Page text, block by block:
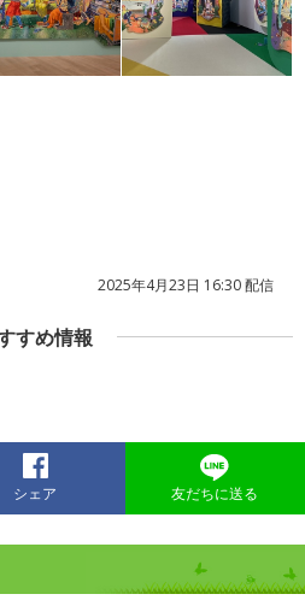
2025年4月23日 16:30 配信
すめ情報
シェア 友だちに送る